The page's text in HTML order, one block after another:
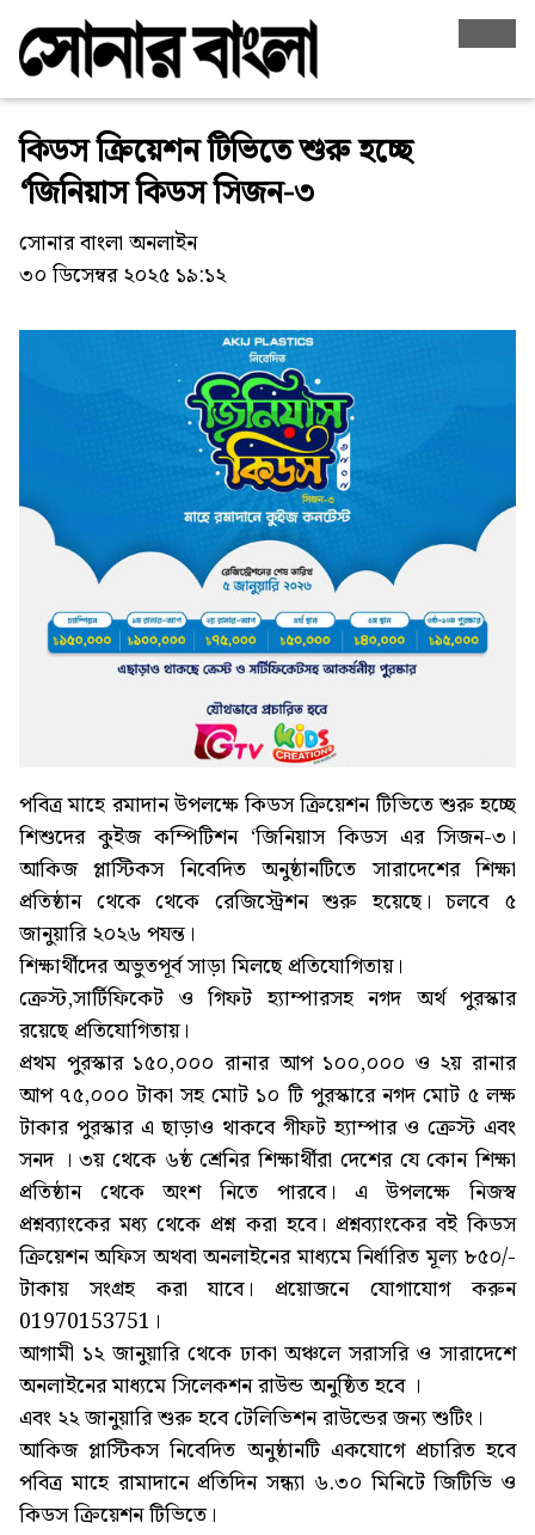
কিডস ক্রিয়েশন টিভিতে শুরু হচ্ছে
‘জিনিয়াস কিডস সিজন-৩
সোনার বাংলা অনলাইন
৩০ ডিসেম্বর ২০২৫ ১৯:১২
পবিত্র মাহে রমাদান উপলক্ষে কিডস ক্রিয়েশন টিভিতে শুরু হচ্ছে
শিশুদের কুইজ কম্পিটিশন ‘জিনিয়াস কিডস এর সিজন-৩।
আকিজ প্লাস্টিকস নিবেদিত অনুষ্ঠানটিতে সারাদেশের শিক্ষা
প্রতিষ্ঠান থেকে থেকে রেজিস্ট্রেশন শুরু হয়েছে। চলবে ৫
জানুয়ারি ২০২৬ পযন্ত।
শিক্ষার্থীদের অভুতপূর্ব সাড়া মিলছে প্রতিযোগিতায়।
ক্রেস্ট,সার্টিফিকেট ও গিফট হ্যাম্পারসহ নগদ অর্থ পুরস্কার
রয়েছে প্রতিযোগিতায়।
প্রথম পুরস্কার ১৫০,০০০ রানার আপ ১০০,০০০ ও ২য় রানার
আপ ৭৫,০০০ টাকা সহ মোট ১০ টি পুরস্কারে নগদ মোট ৫ লক্ষ
টাকার পুরস্কার এ ছাড়াও থাকবে গীফট হ্যাম্পার ও ক্রেস্ট এবং
সনদ । ৩য় থেকে ৬ষ্ঠ শ্রেনির শিক্ষার্থীরা দেশের যে কোন শিক্ষা
প্রতিষ্ঠান থেকে অংশ নিতে পারবে। এ উপলক্ষে নিজস্ব
প্রশ্নব্যাংকের মধ্য থেকে প্রশ্ন করা হবে। প্রশ্নব্যাংকের বই কিডস
ক্রিয়েশন অফিস অথবা অনলাইনের মাধ্যমে নির্ধারিত মূল্য ৮৫০/-
টাকায় সংগ্রহ করা যাবে। প্রয়োজনে যোগাযোগ করুন
01970153751।
আগামী ১২ জানুয়ারি থেকে ঢাকা অঞ্চলে সরাসরি ও সারাদেশে
অনলাইনের মাধ্যমে সিলেকশন রাউন্ড অনুষ্ঠিত হবে ।
এবং ২২ জানুয়ারি শুরু হবে টেলিভিশন রাউন্ডের জন্য শুটিং।
আকিজ প্লাস্টিকস নিবেদিত অনুষ্ঠানটি একযোগে প্রচারিত হবে
পবিত্র মাহে রামাদানে প্রতিদিন সন্ধ্যা ৬.৩০ মিনিটে জিটিভি ও
কিডস ক্রিয়েশন টিভিতে।